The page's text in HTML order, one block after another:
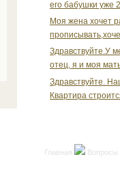
его бабушки уже
Моя жена хочет
Здравствуйте.У
отец, я и моя
Здравствуйте.
Квартира
Главная Вопросы